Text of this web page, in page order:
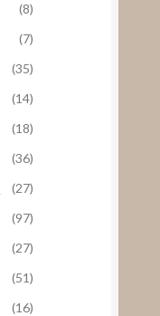
(8)
(7)
(35)
(14)
(18)
(36)
(27)
(97)
(27)
(51)
(16)